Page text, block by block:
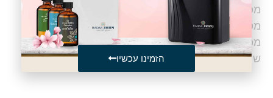
מפיץ ריח ובישום לבתי ספא
מפיץ ריח ובישום לאולמות תצוגה
מפיץ ריח למשרדים
שירותי בישום לעסקיםהזמינו עכשיו